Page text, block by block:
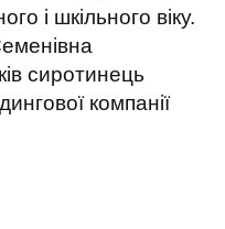
і шкільного віку.
сиротинець
компанії